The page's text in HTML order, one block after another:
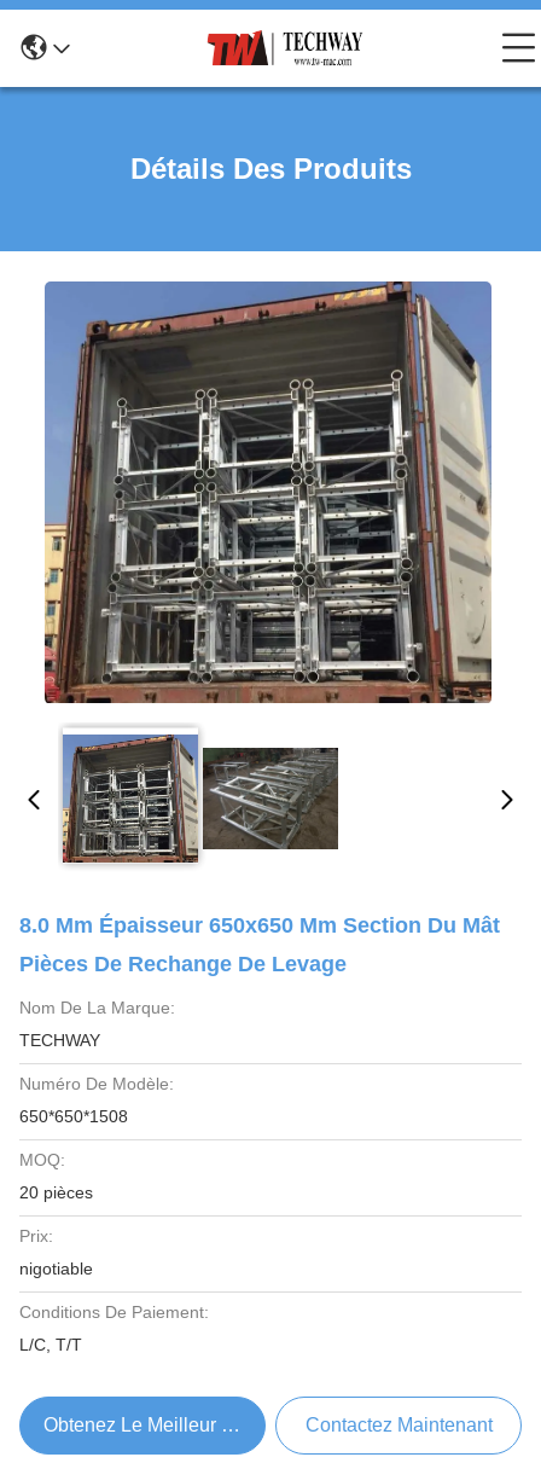
Détails Des Produits
8.0 Mm Épaisseur 650x650 Mm Section Du Mât
Pièces De Rechange De Levage
Nom De La Marque:
TECHWAY
Numéro De Modèle:
650*650*1508
MOQ:
20 pièces
Prix:
nigotiable
Conditions De Paiement:
L/C, T/T
Obtenez Le Meilleur Prix Contactez Maintenant